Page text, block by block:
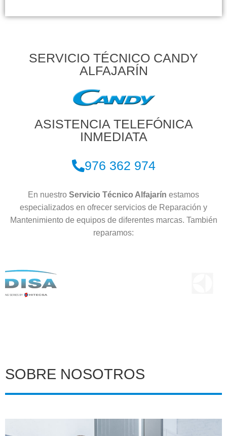
SERVICIO TÉCNICO CANDY
ALFAJARÍN
ASISTENCIA TELEFÓNICA
INMEDIATA
976 362 974
En nuestro Servicio Técnico Alfajarín estamos
especializados en ofrecer servicios de Reparación y
Mantenimiento de equipos de diferentes marcas. También
reparamos:
SOBRE NOSOTROS